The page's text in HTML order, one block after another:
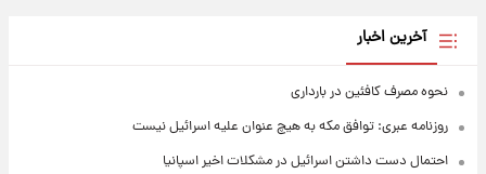
آخرین اخبار
نحوه مصرف کافئین در بارداری
روزنامه عبری: توافق مکه به هیچ عنوان علیه اسرائیل نیست
احتمال دست داشتن اسرائیل در مشکلات اخیر اسپانیا